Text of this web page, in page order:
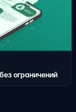
ограничений